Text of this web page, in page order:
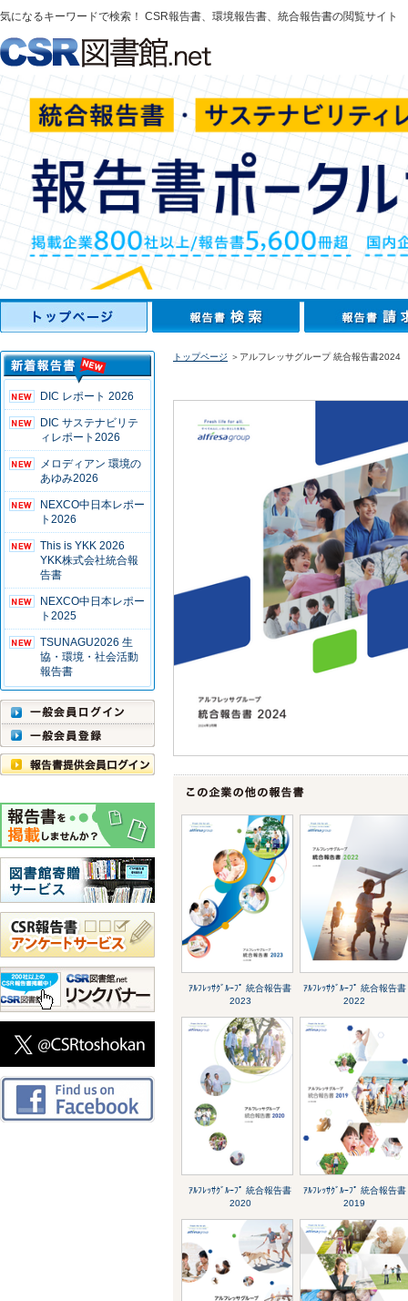
気になるキーワードで検索！ CSR報告書、環境報告書、統合報告書の閲覧サイト
DIC レポート 2026
DIC サステナビリテ
ィレポート2026
メロディアン 環境の
あゆみ2026
NEXCO中日本レポー
ト2026
This is YKK 2026
YKK株式会社統合報
告書
NEXCO中日本レポー
ト2025
TSUNAGU2026 生
協・環境・社会活動
報告書
トップページ ＞アルフレッサグループ 統合報告書2024
ｱﾙﾌﾚｯｻｸﾞﾙｰﾌﾟ 統合報告書
2023
ｱﾙﾌﾚｯｻｸﾞﾙｰﾌﾟ 統合報告書
2022
ｱﾙﾌﾚｯｻｸﾞﾙｰﾌﾟ 統合報告書
2020
ｱﾙﾌﾚｯｻｸﾞﾙｰﾌﾟ 統合報告書
2019